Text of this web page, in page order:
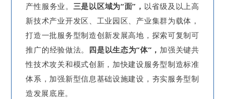
产性服务业。 三是以区域为“面”， 以省级及以上高
新技术产业开发区、工业园区、产业集群为载体，
打造一批服务型制造创新发展高地，探索可复制可
推广的经验做法。 四是以生态为“体”， 加强关键共
性技术攻关和模式创新，加快建设服务型制造标准
体系，加强新型信息基础设施建设，夯实服务型制
造发展底座。